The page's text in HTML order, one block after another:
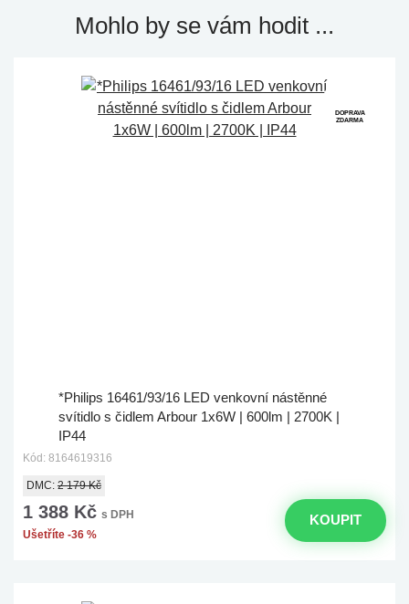
Mohlo by se vám hodit ...
DOPRAVA
ZDARMA
*Philips 16461/93/16 LED venkovní nástěnné
svítidlo s čidlem Arbour 1x6W | 600lm | 2700K |
IP44
Kód: 8164619316
DMC: 2 179 Kč
1 388 Kč s DPH
Ušetříte -36 %
KOUPIT